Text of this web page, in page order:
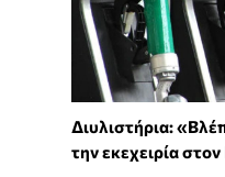
Διυλιστήρια:
την εκεχειρία